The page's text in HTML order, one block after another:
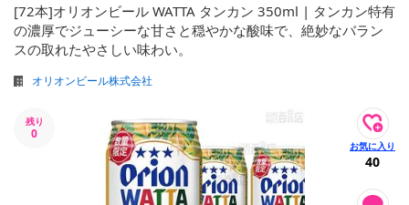
[72本]オリオンビール WATTA タンカン 350ml | タンカン特有
の濃厚でジューシーな甘さと穏やかな酸味で、絶妙なバラン
スの取れたやさしい味わい。
オリオンビール株式会社
残り
0
40